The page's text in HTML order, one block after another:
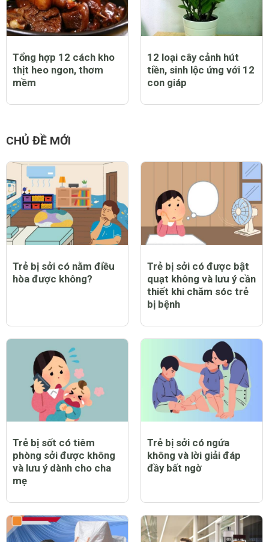
Tổng hợp 12 cách kho
thịt heo ngon, thơm
mềm
12 loại cây cảnh hút
tiền, sinh lộc ứng với 12
con giáp
CHỦ ĐỀ MỚI
Trẻ bị sởi có nằm điều
hòa được không?
Trẻ bị sởi có được bật
quạt không và lưu ý cần
thiết khi chăm sóc trẻ
bị bệnh
Trẻ bị sốt có tiêm
phòng sởi được không
và lưu ý dành cho cha
mẹ
Trẻ bị sởi có ngứa
không và lời giải đáp
đầy bất ngờ